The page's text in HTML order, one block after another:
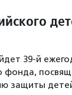
39-й
фонда,
защиты